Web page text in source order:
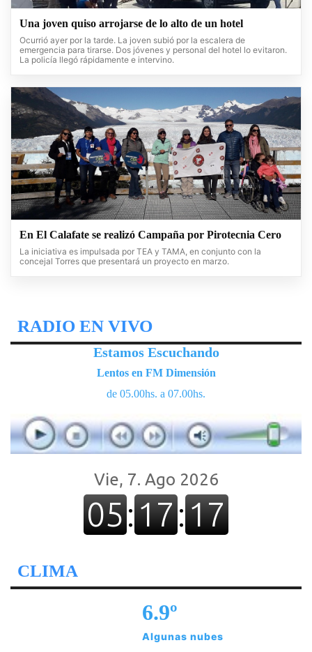
Una joven quiso arrojarse de lo alto de un hotel
Ocurrió ayer por la tarde. La joven subió por la escalera de
emergencia para tirarse. Dos jóvenes y personal del hotel lo evitaron.
La policía llegó rápidamente e intervino.
En El Calafate se realizó Campaña por Pirotecnia Cero
La iniciativa es impulsada por TEA y TAMA, en conjunto con la
concejal Torres que presentará un proyecto en marzo.
RADIO EN VIVO
Estamos Escuchando
Lentos en FM Dimensión
de 05.00hs. a 07.00hs.
CLIMA
6.9º
Algunas nubes